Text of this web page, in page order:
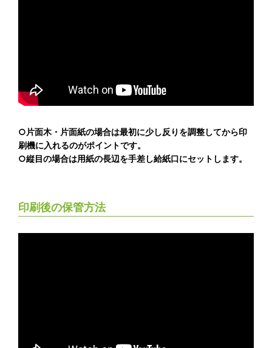
○片面木・片面紙の場合は最初に少し反りを調整してから印
刷機に入れるのがポイントです。
○縦目の場合は用紙の長辺を手差し給紙口にセットします。
印刷後の保管方法